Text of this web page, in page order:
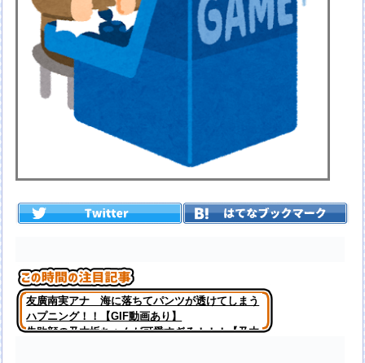
友廣南実アナ 海に落ちてパンツが透けてしまう
ハプニング！！【GIF動画あり】
失敗顔の乃木坂ちゃんが可愛すぎる！！！【乃木